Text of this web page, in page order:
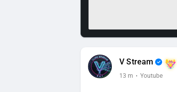
V Stream
13 m · Youtube